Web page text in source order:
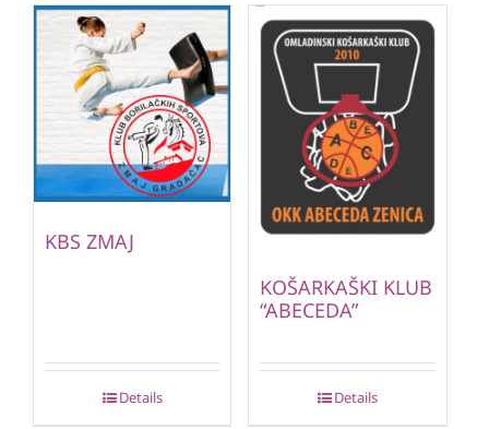
KBS ZMAJ
Details
KOŠARKAŠKI KLUB
“ABECEDA”
Details